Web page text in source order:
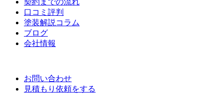
口コミ評判
塗装解説コラム
ブログ
会社情報
お問い合わせ
見積もり依頼をする